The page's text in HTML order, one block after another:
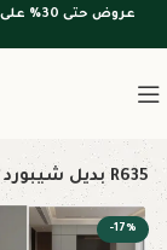
بديل شيبورد R635
-17%